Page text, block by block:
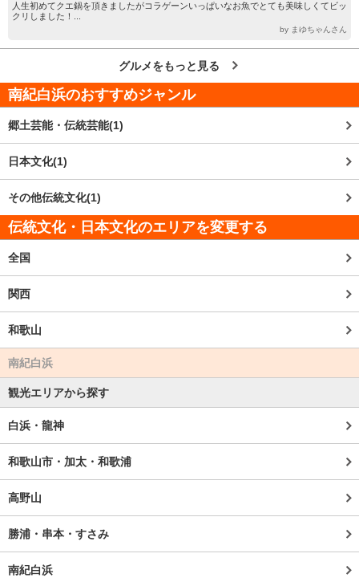
人生初めてクエ鍋を頂きましたがコラゲーンいっぱいなお魚でとても美味しくてビッ
クリしました！...
by まゆちゃんさん
グルメをもっと見る
南紀白浜のおすすめジャンル
郷土芸能・伝統芸能(1)
日本文化(1)
その他伝統文化(1)
伝統文化・日本文化のエリアを変更する
全国
関西
和歌山
南紀白浜
観光エリアから探す
白浜・龍神
和歌山市・加太・和歌浦
高野山
勝浦・串本・すさみ
南紀白浜